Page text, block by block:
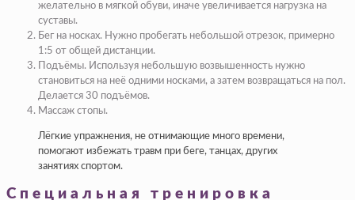
желательно в мягкой обуви, иначе увеличивается нагрузка на
суставы.
Бег на носках. Нужно пробегать небольшой отрезок, примерно
1:5 от общей дистанции.
Подъёмы. Используя небольшую возвышенность нужно
становиться на неё одними носками, а затем возвращаться на пол.
Делается 30 подъёмов.
Массаж стопы.
Лёгкие упражнения, не отнимающие много времени,
помогают избежать травм при беге, танцах, других
занятиях спортом.
Специальная тренировка